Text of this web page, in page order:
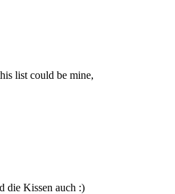
list could be mine,
die Kissen auch :)